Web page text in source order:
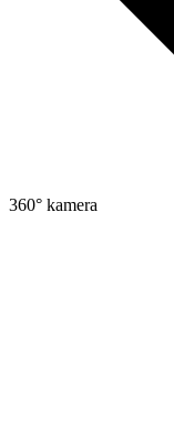
360° kamera